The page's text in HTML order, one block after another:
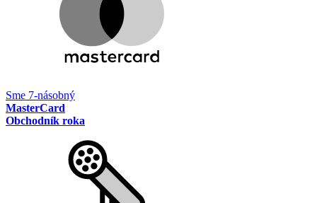
Sme 7-násobný
MasterCard
Obchodník roka